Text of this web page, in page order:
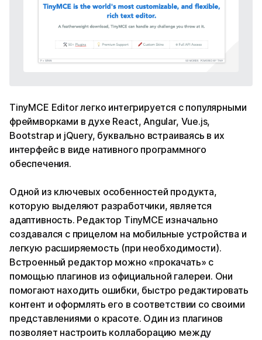
TinyMCE Editor легко интегрируется с популярными
фреймворками в духе React, Angular, Vue.js,
Bootstrap и jQuery, буквально встраиваясь в их
интерфейс в виде нативного программного
обеспечения.
Одной из ключевых особенностей продукта,
которую выделяют разработчики, является
адаптивность. Редактор TinyMCE изначально
создавался с прицелом на мобильные устройства и
легкую расширяемость (при необходимости).
Встроенный редактор можно «прокачать» с
помощью плагинов из официальной галереи. Они
помогают находить ошибки, быстро редактировать
контент и оформлять его в соответствии со своими
представлениями о красоте. Один из плагинов
позволяет настроить коллаборацию между